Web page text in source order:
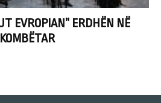
EVROPIAN” ERDHËN NË